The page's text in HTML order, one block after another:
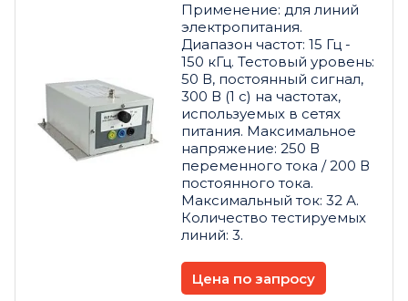
Применение: для линий
электропитания.
Диапазон частот: 15 Гц -
150 кГц. Тестовый уровень:
50 В, постоянный сигнал,
300 В (1 с) на частотах,
используемых в сетях
питания. Максимальное
напряжение: 250 В
переменного тока / 200 В
постоянного тока.
Максимальный ток: 32 А.
Количество тестируемых
линий: 3.
Цена по запросу